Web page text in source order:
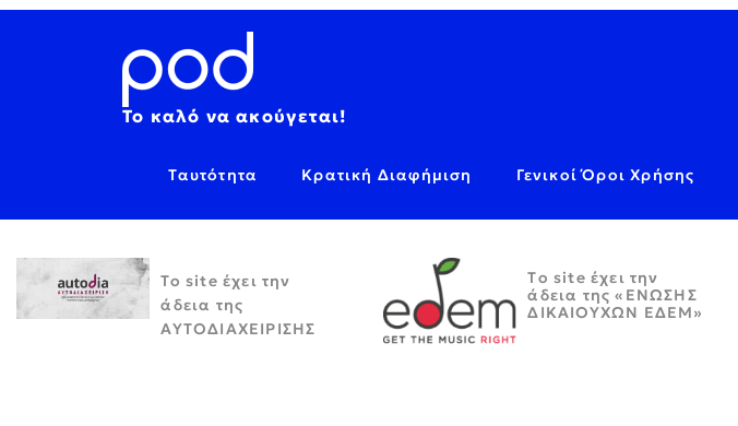
Το καλό να ακούγεται!
Ταυτότητα Κρατική Διαφήμιση Γενικοί Όροι Χρήσης
Το site έχει την
άδεια της
ΑΥΤΟΔΙΑΧΕΙΡΙΣΗΣ
Tο site έχει την
άδεια της «ΕΝΩΣΗΣ
ΔΙΚΑΙΟΥΧΩΝ ΕΔΕΜ»